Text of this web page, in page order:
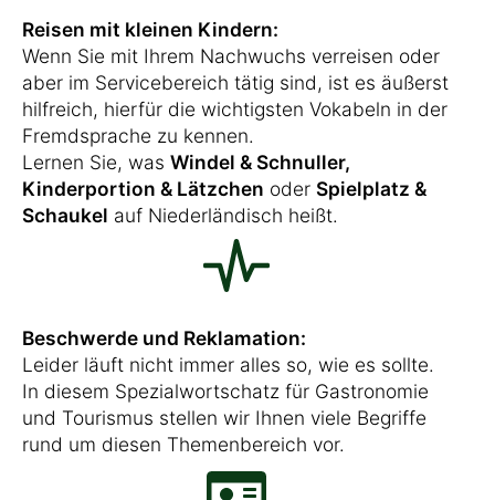
Reisen mit kleinen Kindern:
Wenn Sie mit Ihrem Nachwuchs verreisen oder
aber im Servicebereich tätig sind, ist es äußerst
hilfreich, hierfür die wichtigsten Vokabeln in der
Fremdsprache zu kennen.
Lernen Sie, was Windel & Schnuller,
Kinderportion & Lätzchen oder Spielplatz &
Schaukel auf Niederländisch heißt.
Beschwerde und Reklamation:
Leider läuft nicht immer alles so, wie es sollte.
In diesem Spezialwortschatz für Gastronomie
und Tourismus stellen wir Ihnen viele Begriffe
rund um diesen Themenbereich vor.